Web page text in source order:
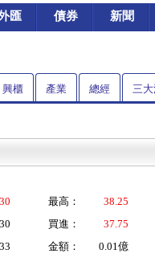
匯 債券 新聞
興櫃 產業 總經 三大
最高： 38.25
買進： 37.75
33 金額： 0.01億